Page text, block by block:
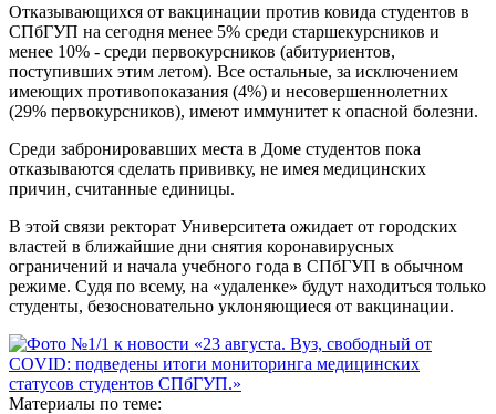
Отказывающихся от вакцинации против ковида студентов в
СПбГУП на сегодня менее 5% среди старшекурсников и
менее 10% - среди первокурсников (абитуриентов,
поступивших этим летом). Все остальные, за исключением
имеющих противопоказания (4%) и несовершеннолетних
(29% первокурсников), имеют иммунитет к опасной болезни.
Среди забронировавших места в Доме студентов пока
отказываются сделать прививку, не имея медицинских
причин, считанные единицы.
В этой связи ректорат Университета ожидает от городских
властей в ближайшие дни снятия коронавирусных
ограничений и начала учебного года в СПбГУП в обычном
режиме. Судя по всему, на «удаленке» будут находиться только
студенты, безосновательно уклоняющиеся от вакцинации.
Материалы по теме: